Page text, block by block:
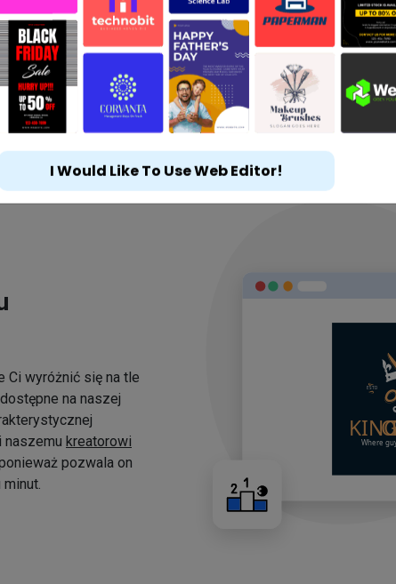
Ci wyróżnić się na tle
na naszej
naszemu kreatorowi
pozwala on
I Would Like To Use Web Editor!